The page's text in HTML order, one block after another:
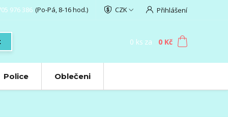
CZK Přihlášení
976 386 (Po-Pá, 8-16 hod.)
0 ks za 0 Kč
Police Oblečeni